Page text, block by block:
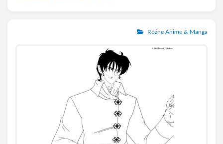
Różne Anime & Manga